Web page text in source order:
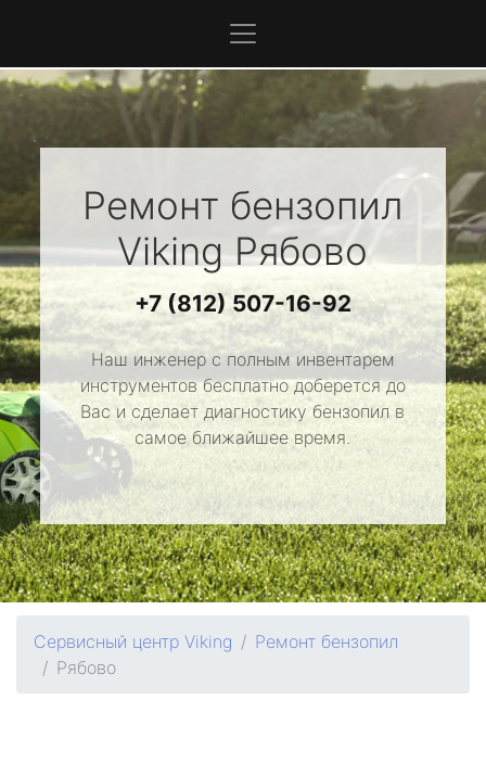
Ремонт бензопил
VikingРябово
+7 (812) 507-16-92
Наш инженер с полным инвентарем
инструментов бесплатно доберется до
Вас и сделает диагностику бензопил в
самое ближайшее время.
Сервисный центр Viking
Ремонт бензопил
Рябово